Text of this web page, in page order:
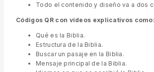
Todo el contenido y diseño va a dos
Códigos QR con vídeos explicativos como:
Qué es la Biblia.
Estructura de la Biblia.
Buscar un pasaje en la Biblia.
Mensaje principal de la Biblia.